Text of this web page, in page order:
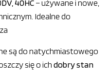
40HC– używane i nowe,
Idealne do
są do natychmiastowego
się o ichdobry stan